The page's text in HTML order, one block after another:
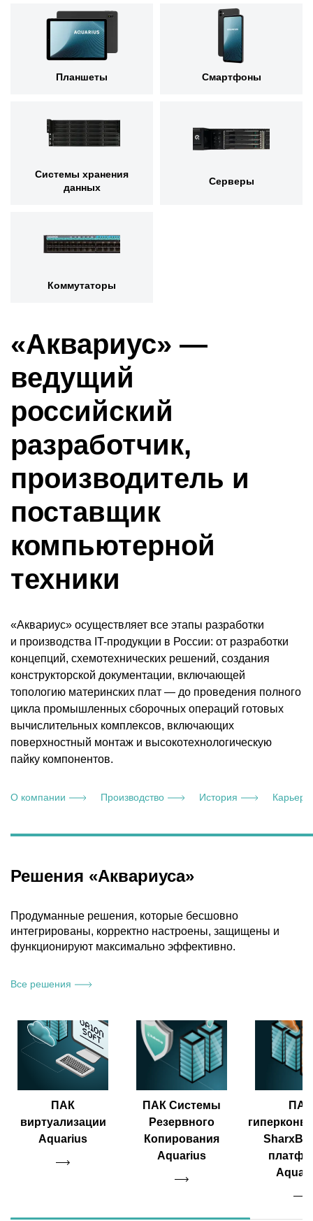
Планшеты Смартфоны
Системы хранения
данных
Серверы
Коммутаторы
«Аквариус» —
ведущий
российский
разработчик,
производитель и
поставщик
компьютерной
техники
«Аквариус» осуществляет все этапы разработки
и производства IT-продукции в России: от разработки
концепций, схемотехнических решений, создания
конструкторской документации, включающей
топологию материнских плат — до проведения полного
цикла промышленных сборочных операций готовых
вычислительных комплексов, включающих
поверхностный монтаж и высокотехнологическую
пайку компонентов.
О компании Производство История Карьера
Решения «Аквариуса»
Продуманные решения, которые бесшовно
интегрированы, корректно настроены, защищены и
функционируют максимально эффективно.
Все решения
ПАК
виртуализации
Aquarius
ПАК Системы
Резервного
Копирования
Aquarius
ПАК